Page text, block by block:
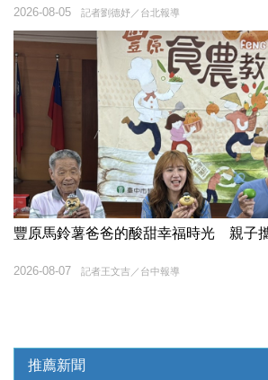
記者劉德妤／台北報導
2026-08-05
豐原馬鈴薯爸爸的酸甜幸福時光 親子
記者王文吉／台中報導
2026-08-07
推薦新聞